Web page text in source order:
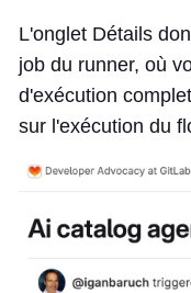
L'onglet Détails
job du runner, où
d'exécution
sur l'exécution du